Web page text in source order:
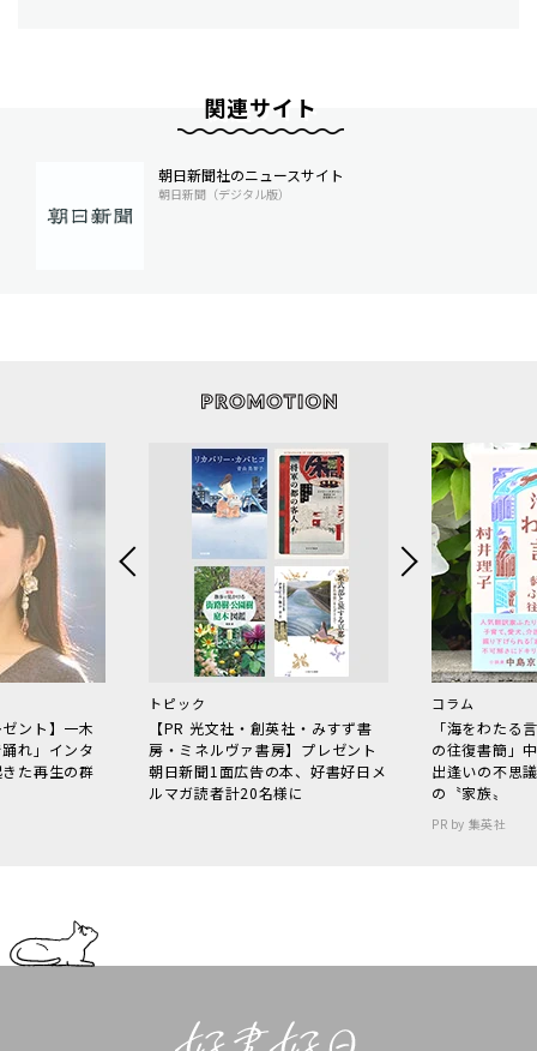
関連サイト
朝日新聞社のニュースサイト
朝日新聞（デジタル版）
ント】一木
れ」インタ
た再生の群
トピック
【PR 光文社・創英社・みすず書
房・ミネルヴァ書房】プレゼント
朝日新聞1面広告の本、好書好日メ
ルマガ読者計20名様に
コラム
「海をわた
の往復書簡」
出逢いの不思
の〝家族〟
PR by 集英社